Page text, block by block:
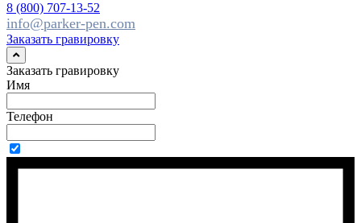
8 (800) 707-13-52
info@parker-pen.com
Заказать гравировку
Заказать гравировку
Имя
Телефон